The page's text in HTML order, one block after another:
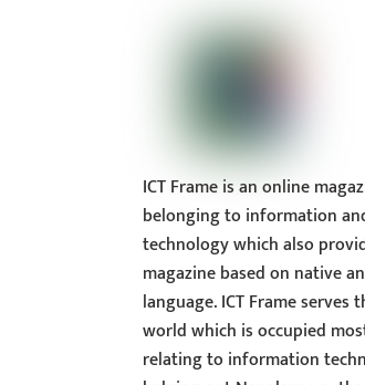
ICT Frame is an online
belonging to information
technology which also
magazine based on native
language. ICT Frame serves
world which is occupied
relating to information